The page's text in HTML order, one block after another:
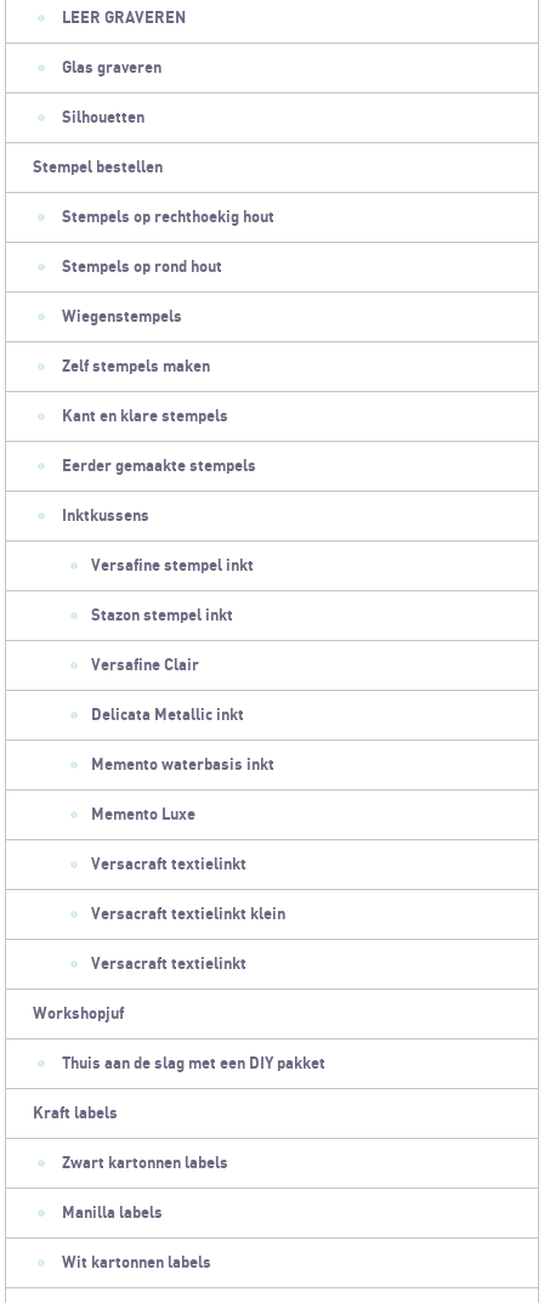
LEER GRAVEREN
Glas graveren
Silhouetten
Stempel bestellen
Stempels op rechthoekig hout
Stempels op rond hout
Wiegenstempels
Zelf stempels maken
Kant en klare stempels
Eerder gemaakte stempels
Inktkussens
Versafine stempel inkt
Stazon stempel inkt
Versafine Clair
Delicata Metallic inkt
Memento waterbasis inkt
Memento Luxe
Versacraft textielinkt
Versacraft textielinkt klein
Versacraft textielinkt
Workshopjuf
Thuis aan de slag met een DIY pakket
Kraft labels
Zwart kartonnen labels
Manilla labels
Wit kartonnen labels